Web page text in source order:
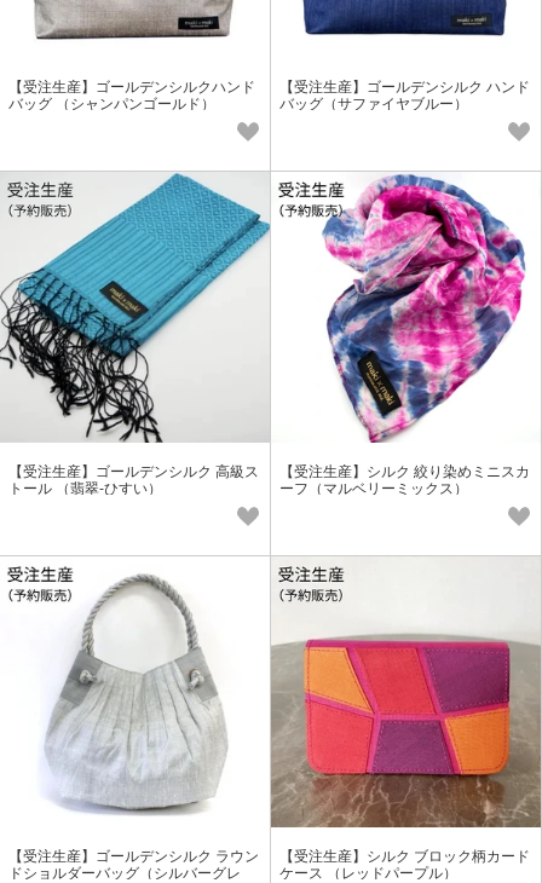
【受注生産】ゴールデンシルクハンド
バッグ （シャンパンゴールド）
【受注生産】ゴールデンシルク ハンド
バッグ（サファイヤブルー）
【受注生産】ゴールデンシルク 高級ス
トール （翡翠-ひすい）
【受注生産】シルク 絞り染めミニスカ
ーフ（マルベリーミックス）
【受注生産】ゴールデンシルク ラウン
ドショルダーバッグ（シルバーグレ
【受注生産】シルク ブロック柄カード
ケース （レッドパープル）